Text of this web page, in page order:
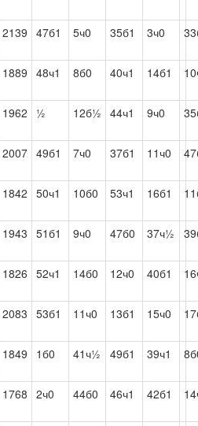
2139 47б1 5ч0 35б1 3ч0
1889 48ч1 8б0 40ч1 14б1
1962 ½ 12б½ 44ч1 9ч0
2007 49б1 7ч0 37б1 11ч0
1842 50ч1 10б0 53ч1 16б1
1943 51б1 9ч0 47б0 37ч½
1826 52ч1 14б0 12ч0 40б1
2083 53б1 11ч0 13б1 15ч0
1849 1б0 41ч½ 49б1 39ч1
1768 2ч0 44б0 46ч1 42б1